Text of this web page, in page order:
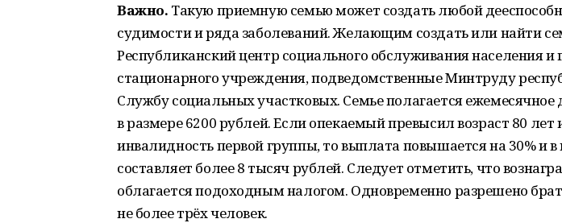
Важно. Такую приемную семью может создать любой
судимости и ряда заболеваний. Желающим создать или найти
Республиканский центр социального обслуживания населения и
стационарного учреждения, подведомственные Минтруду
Службу социальных участковых. Семье полагается ежемесячное
в размере 6200 рублей. Если опекаемый превысил возраст 80 лет
инвалидность первой группы, то выплата повышается на 30% и
составляет более 8 тысяч рублей. Следует отметить, что
облагается подоходным налогом. Одновременно разрешено
не более трёх человек.